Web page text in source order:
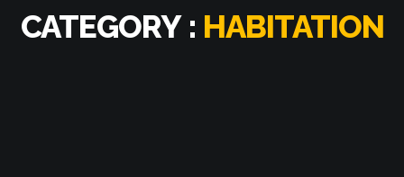
CATEGORY : HABITATION